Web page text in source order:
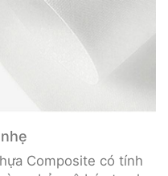
Composite có tính